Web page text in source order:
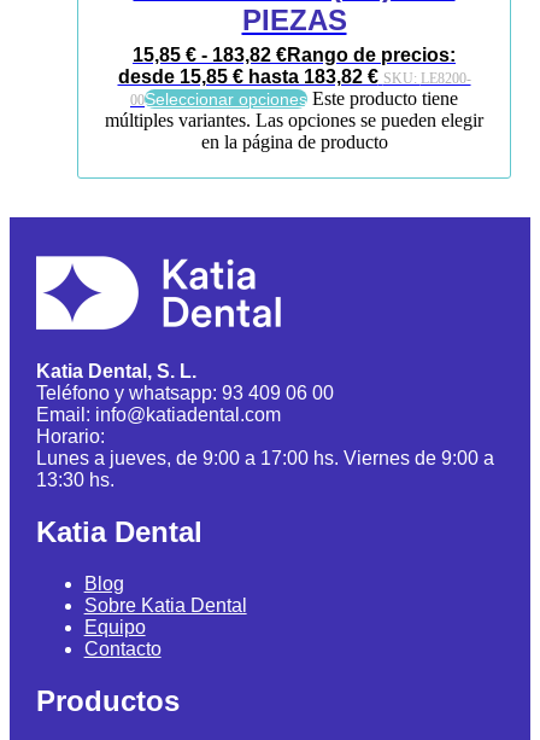
PIEZAS
15,85 € - 183,82 €Rango de precios:
desde 15,85 € hasta 183,82 € SKU: LE8200-
00Seleccionar opciones Este producto tiene
múltiples variantes. Las opciones se pueden elegir
en la página de producto
Katia Dental, S. L.
Teléfono y whatsapp: 93 409 06 00
Email: info@katiadental.com
Horario:
Lunes a jueves, de 9:00 a 17:00 hs. Viernes de 9:00 a
13:30 hs.
Katia Dental
Blog
Sobre Katia Dental
Equipo
Contacto
Productos